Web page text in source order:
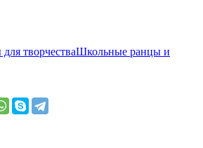
творчестваШкольные ранцы и